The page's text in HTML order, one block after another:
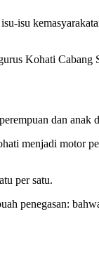
isu
Kohati
dan anak
menjadi motor
per satu.
penegasan: